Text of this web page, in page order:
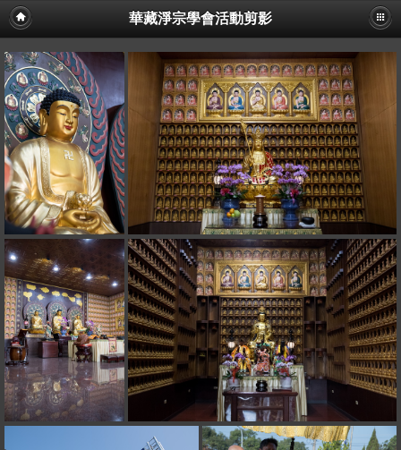
華藏淨宗學會活動剪影